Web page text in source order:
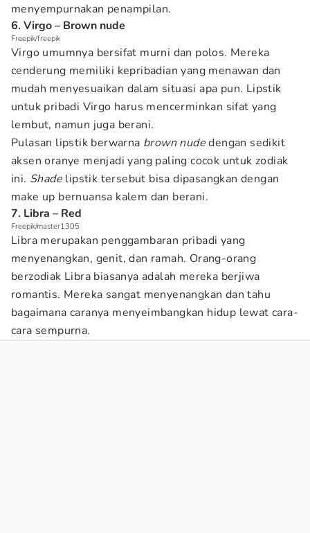
menyempurnakan penampilan.
6. Virgo – Brown nude
Freepik/freepik
Virgo umumnya bersifat murni dan polos. Mereka
cenderung memiliki kepribadian yang menawan dan
mudah menyesuaikan dalam situasi apa pun. Lipstik
untuk pribadi Virgo harus mencerminkan sifat yang
lembut, namun juga berani.
Pulasan lipstik berwarna brown nudedengan sedikit
aksen oranye menjadi yang paling cocok untuk zodiak
ini. Shade lipstik tersebut bisa dipasangkan dengan
make up bernuansa kalem dan berani.
7. Libra – Red
Freepik/master1305
Libra merupakan penggambaran pribadi yang
menyenangkan, genit, dan ramah. Orang-orang
berzodiak Libra biasanya adalah mereka berjiwa
romantis. Mereka sangat menyenangkan dan tahu
bagaimana caranya menyeimbangkan hidup lewat cara-
cara sempurna.